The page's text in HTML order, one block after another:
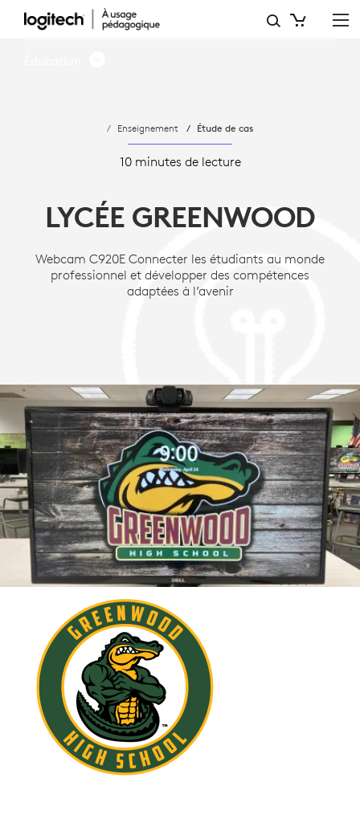
GREENWOOD
LOGITECHEnseignement Étude de cas
10 minutes de lecture
LYCÉE GREENWOOD
Webcam C920E Connecter les étudiants au monde
professionnel et développer des compétences
adaptées à l’avenir